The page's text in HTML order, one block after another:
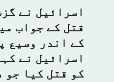
اسرائیل نے
قتل کے جواب
کے اندر وسیع
اسرائیل نے
کو قتل کیا جو